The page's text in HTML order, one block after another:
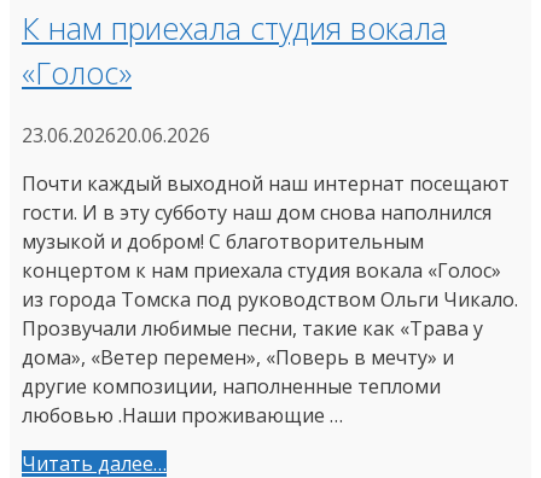
К нам приехала студия вокала
«Голос»
23.06.202620.06.2026
Почти каждый выходной наш интернат посещают
гости. И в эту субботу наш дом снова наполнился
музыкой и добром! С благотворительным
концертом к нам приехала студия вокала «Голос»
из города Томска под руководством Ольги Чикало.
Прозвучали любимые песни, такие как «Трава у
дома», «Ветер перемен», «Поверь в мечту» и
другие композиции, наполненные тепломи
любовью .Наши проживающие …
Читать далее…